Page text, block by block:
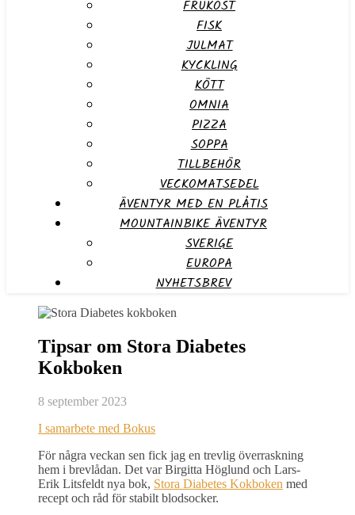
FRUKOST
FISK
JULMAT
KYCKLING
KÖTT
OMNIA
PIZZA
SOPPA
TILLBEHÖR
VECKOMATSEDEL
ÄVENTYR MED EN PLÅTIS
MOUNTAINBIKE ÄVENTYR
SVERIGE
EUROPA
NYHETSBREV
Tipsar om Stora Diabetes
Kokboken
8 september 2023
I samarbete med Bokus
För några veckan sen fick jag en trevlig överraskning
hem i brevlådan. Det var Birgitta Höglund och Lars-
Erik Litsfeldt nya bok, Stora Diabetes Kokboken med
recept och råd för stabilt blodsocker.